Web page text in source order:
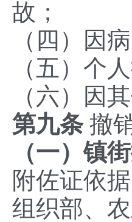
故；
（四）因
（五）个
（六）因
‌第九条撤
（一）镇
附佐证依
组织部、